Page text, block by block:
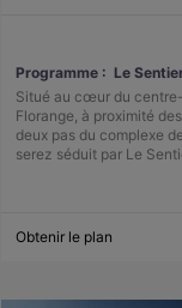
Programme : Le
Situé au cœur du
Florange, à proximité
deux pas du complexe
serez séduit par Le
Obtenir le plan